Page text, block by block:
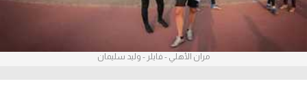
مران الأهلي - فايلر - وليد سليمان